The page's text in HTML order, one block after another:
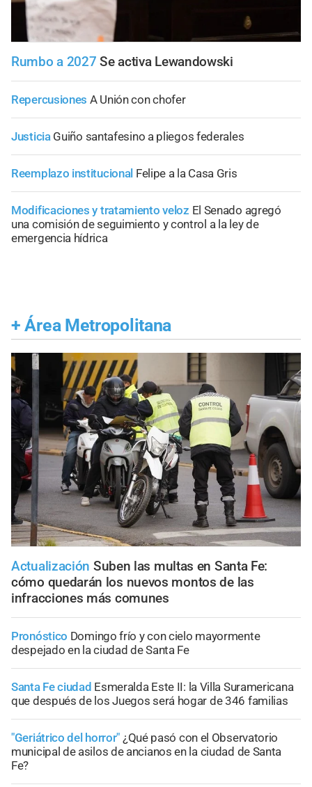
Rumbo a 2027 Se activa Lewandowski
Repercusiones A Unión con chofer
Justicia Guiño santafesino a pliegos federales
Reemplazo institucional Felipe a la Casa Gris
Modificaciones y tratamiento veloz El Senado agregó
una comisión de seguimiento y control a la ley de
emergencia hídrica
+ Área Metropolitana
Actualización Suben las multas en Santa Fe:
cómo quedarán los nuevos montos de las
infracciones más comunes
Pronóstico Domingo frío y con cielo mayormente
despejado en la ciudad de Santa Fe
Santa Fe ciudad Esmeralda Este II: la Villa Suramericana
que después de los Juegos será hogar de 346 familias
"Geriátrico del horror" ¿Qué pasó con el Observatorio
municipal de asilos de ancianos en la ciudad de Santa
Fe?